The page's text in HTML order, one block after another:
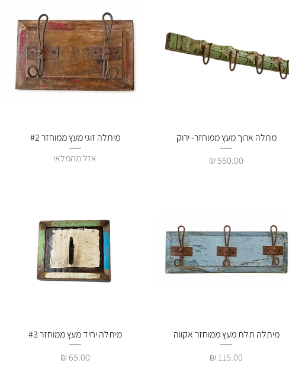
תצוגה מהירה
מתלה ארוך מעץ ממוחזר- ירוק
מחיר
תצוגה מהירה
מיתלה זוגי מעץ ממוחזר #2
אזל מהמלאי
תצוגה מהירה
מיתלה תלת מעץ ממוחזר אקווה
מחיר
תצוגה מהירה
מיתלה יחיד מעץ ממוחזר #3
מחיר